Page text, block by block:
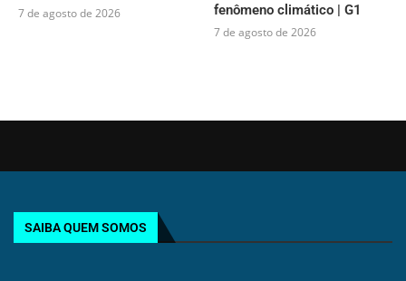
7 de agosto de 2026
fenômeno climático | G1
7 de agosto de 2026
SAIBA QUEM SOMOS